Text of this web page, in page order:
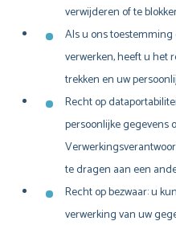
verwijderen of te
Als u ons
verwerken, heeft u het
trekken en uw
Recht op
persoonlijke gegevens
te dragen aan een
Recht op bezwaar: u
verwerking van uw